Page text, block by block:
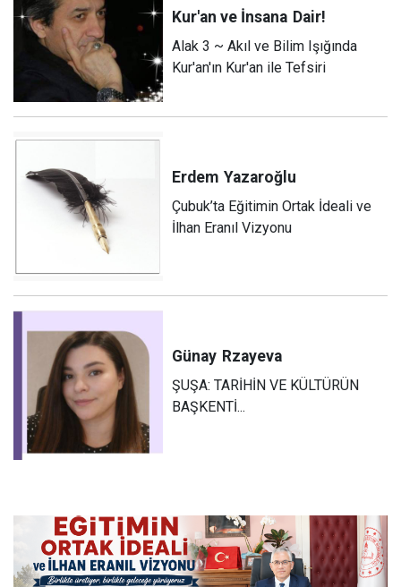
Kur'an ve İnsana Dair!
Alak 3 ~ Akıl ve Bilim Işığında
Kur'an'ın Kur'an ile Tefsiri
Erdem Yazaroğlu
Çubuk’ta Eğitimin Ortak İdeali ve
İlhan Eranıl Vizyonu
Günay Rzayeva
ŞUŞA: TARİHİN VE KÜLTÜRÜN
BAŞKENTİ...